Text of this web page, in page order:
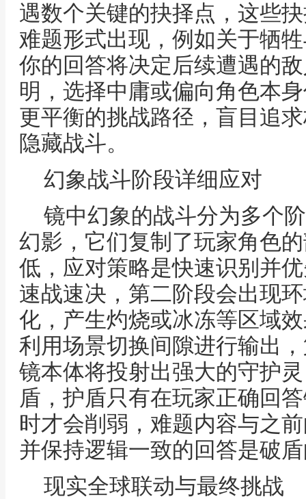
遇数个关键的抉择点，这些
难题形式出现，例如关于牺
你的回答将决定后续遭遇的
明，选择中庸或偏向角色本
更平衡的挑战路径，盲目追
隐藏战斗。
幻象战斗阶段详细应对
镜中幻象的战斗分为多个
幻影，它们复制了玩家角色
低，应对策略是快速识别并
速战速决，第二阶段会出现
化，产生灼烧或冰冻等区域
利用场景切换间隙进行输出
镜本体将投射出强大的守护
盾，护盾只有在玩家正确回
时才会削弱，难题内容与之
并保持逻辑一致的回答是破
现实全球联动与最终挑战